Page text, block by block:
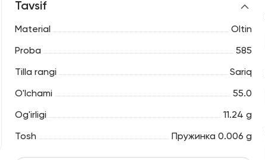
Tavsif
Material Oltin
Proba 585
Tilla rangi Sariq
O'lchami 55.0
Og'irligi 11.24 g
Tosh Пружинка 0.006 g